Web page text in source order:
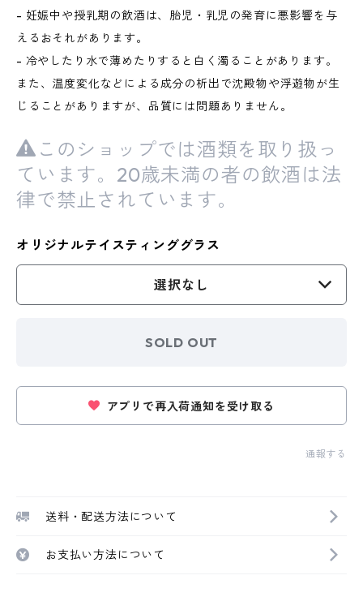
- 妊娠中や授乳期の飲酒は、胎児・乳児の発育に悪影響を与
えるおそれがあります。
- 冷やしたり水で薄めたりすると白く濁ることがあります。
また、温度変化などによる成分の析出で沈殿物や浮遊物が生
じることがありますが、品質には問題ありません。
このショップでは酒類を取り扱っ
ています。20歳未満の者の飲酒は法
律で禁止されています。
オリジナルテイスティンググラス
選択なし
SOLD OUT
アプリで再入荷通知を受け取る
通報する
送料・配送方法について
お支払い方法について